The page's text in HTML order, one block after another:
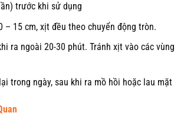
trước khi sử dụng
– 15 cm, xịt đều theo chuyển động tròn.
ra ngoài 20-30 phút. Tránh xịt vào các vùng
trong ngày, sau khi ra mồ hồi hoặc lau mặt